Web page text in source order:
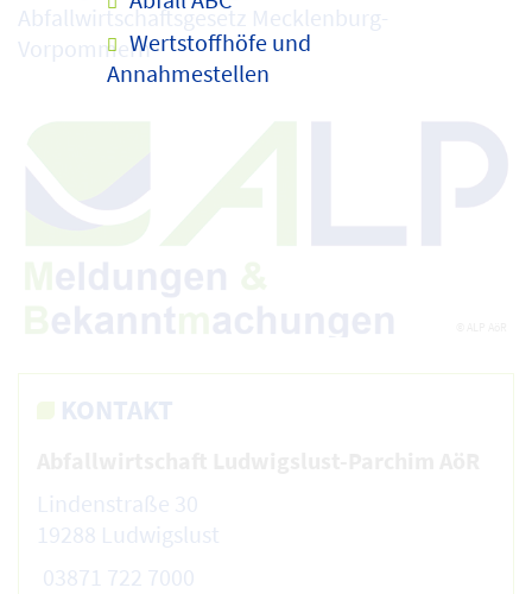
Wertstoffhöfe und
Annahmestellen
Abfallwirtschaftsgesetz Mecklenburg-
Vorpommern
KONTAKT
Lindenstraße 30
19288 Ludwigslust
03871 722 7000